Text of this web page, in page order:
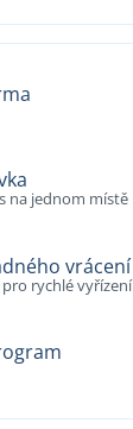
na jednom místě
vrácení
rychlé vyřízení